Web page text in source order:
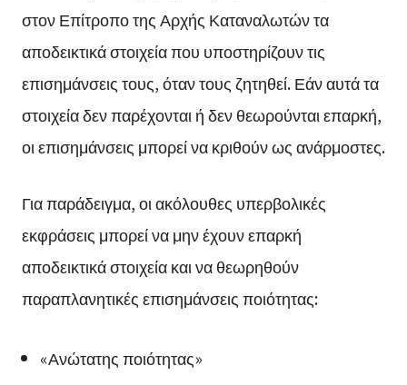
στον Επίτροπο της Αρχής Καταναλωτών τα
αποδεικτικά στοιχεία που υποστηρίζουν τις
επισημάνσεις τους, όταν τους ζητηθεί. Εάν αυτά τα
στοιχεία δεν παρέχονται ή δεν θεωρούνται επαρκή,
οι επισημάνσεις μπορεί να κριθούν ως ανάρμοστες.
Για παράδειγμα, οι ακόλουθες υπερβολικές
εκφράσεις μπορεί να μην έχουν επαρκή
αποδεικτικά στοιχεία και να θεωρηθούν
παραπλανητικές επισημάνσεις ποιότητας:
«Ανώτατης ποιότητας»